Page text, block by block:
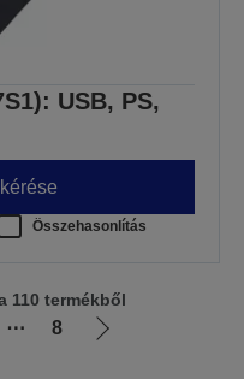
USB, PS,
Összehasonlítás
⋯ 8
Következő
110 termékből